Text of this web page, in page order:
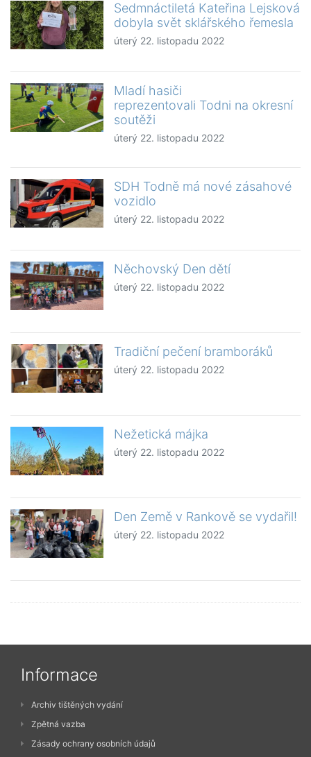
Sedmnáctiletá Kateřina Lejsková
dobyla svět sklářského řemesla
úterý 22. listopadu 2022
Mladí hasiči
reprezentovali Todni na okresní
soutěži
úterý 22. listopadu 2022
SDH Todně má nové zásahové
vozidlo
úterý 22. listopadu 2022
Něchovský Den dětí
úterý 22. listopadu 2022
Tradiční pečení bramboráků
úterý 22. listopadu 2022
Nežetická májka
úterý 22. listopadu 2022
Den Země v Rankově se vydařil!
úterý 22. listopadu 2022
Informace
Archiv tištěných vydání
Zpětná vazba
Zásady ochrany osobních údajů